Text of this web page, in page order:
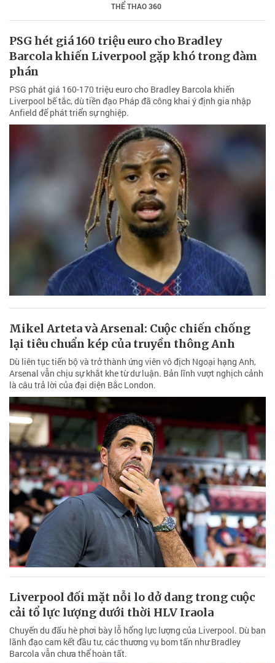
THỂ THAO 360
PSG hét giá 160 triệu euro cho Bradley
Barcola khiến Liverpool gặp khó trong đàm
phán
PSG phát giá 160-170 triệu euro cho Bradley Barcola khiến
Liverpool bế tắc, dù tiền đạo Pháp đã công khai ý định gia nhập
Anfield để phát triển sự nghiệp.
Mikel Arteta và Arsenal: Cuộc chiến chống
lại tiêu chuẩn kép của truyền thông Anh
Dù liên tục tiến bộ và trở thành ứng viên vô địch Ngoại hạng Anh,
Arsenal vẫn chịu sự khắt khe từ dư luận. Bản lĩnh vượt nghịch cảnh
là câu trả lời của đại diện Bắc London.
Liverpool đối mặt nỗi lo dở dang trong cuộc
cải tổ lực lượng dưới thời HLV Iraola
Chuyến du đấu hè phơi bày lỗ hổng lực lượng của Liverpool. Dù ban
lãnh đạo cam kết đầu tư, các thương vụ bom tấn như Bradley
Barcola vẫn chưa thể hoàn tất.